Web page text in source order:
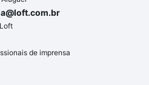
de imprensa